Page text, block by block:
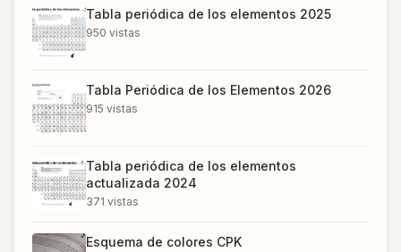
Tabla periódica de los elementos 2025
950 vistas
Tabla Periódica de los Elementos 2026
915 vistas
Tabla periódica de los elementos
actualizada 2024
371 vistas
Esquema de colores CPK